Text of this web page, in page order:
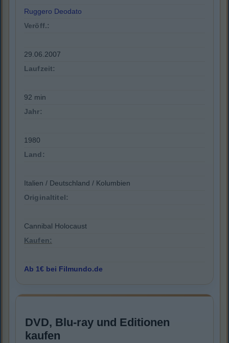
Ruggero Deodato
Veröff.:
29.06.2007
Laufzeit:
92 min
Jahr:
1980
Land:
Italien / Deutschland / Kolumbien
Originaltitel:
Cannibal Holocaust
Kaufen:
Ab 1€ bei Filmundo.de
DVD, Blu-ray und Editionen
kaufen